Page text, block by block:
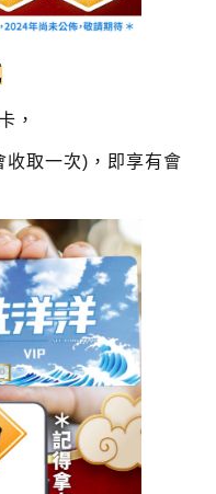
，
收取一次)，即享有會